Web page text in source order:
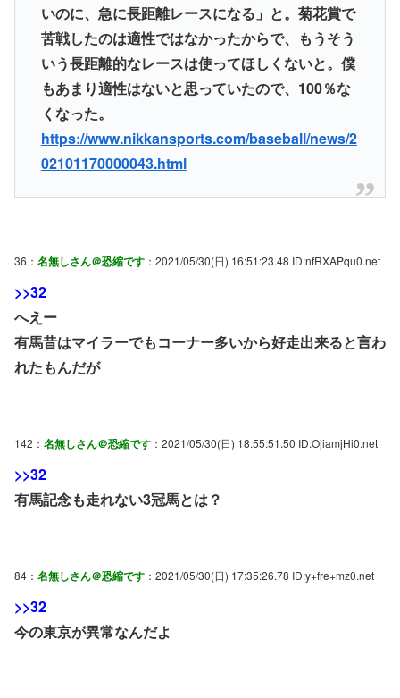
いのに、急に長距離レースになる」と。菊花賞で
苦戦したのは適性ではなかったからで、もうそう
いう長距離的なレースは使ってほしくないと。僕
もあまり適性はないと思っていたので、100％な
くなった。
https://www.nikkansports.com/baseball/news/2
02101170000043.html
36： 名無しさん＠恐縮です ：2021/05/30(日) 16:51:23.48 ID:nfRXAPqu0.net
>>32
へえー
有馬昔はマイラーでもコーナー多いから好走出来ると言わ
れたもんだが
142： 名無しさん＠恐縮です ：2021/05/30(日) 18:55:51.50 ID:OjiamjHi0.net
>>32
有馬記念も走れない3冠馬とは？
84： 名無しさん＠恐縮です ：2021/05/30(日) 17:35:26.78 ID:y+fre+mz0.net
>>32
今の東京が異常なんだよ